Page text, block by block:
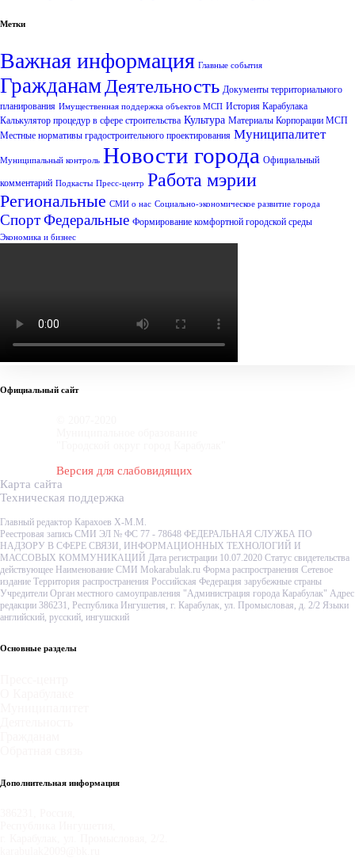
Метки
Важная информация Главные события
Гражданам Деятельность Документы территориального
планирования Имущественная поддержка объектов МСП История Карабулака
Калькулятор процедур в сфере строительства Культура Материалы Корпорации МСП
Местные нормативы градостроительного проектирования Муниципалитет
Муниципальный контроль Новости города Официальный
комментарий Подкасты Пресс-центр Работа мэрии
Региональные СМИ о нас Социально-экономическое развитие города
СпортФедеральные Формирование комфортной городской среды
Экономика и бизнес
Официальный сайт
Версия для слабовидящих
Карта сайта
Техническая поддержка
Главный редактор Карахоев Х-М.М.
Реестровая запись СМИ ЭЛ № ФС 77 - 78648 ФЕДЕРАЛЬНАЯ СЛУЖБА ПО
НАДЗОРУ В СФЕРЕ СВЯЗИ, ИНФОРМАЦИОННЫХ ТЕХНОЛОГИЙ И
МАССОВЫХ КОММУНИКАЦИЙ Дата регистрации 10.07.2020 Статус свидетельства
действующее Наименование СМИ Mokarabulak.ru Форма распространения Сетевое
издание Территория распространения Российская Федерация зарубежные страны
Учредители Орган местного самоуправления "Администрация города Карабулак" Адрес
редакции 386231, Республика Ингушетия, г. Карабулак, ул. Промысловая, д. 2/2 Языки
английский, русский, ингушский
Основные разделы
Дополнительная информация